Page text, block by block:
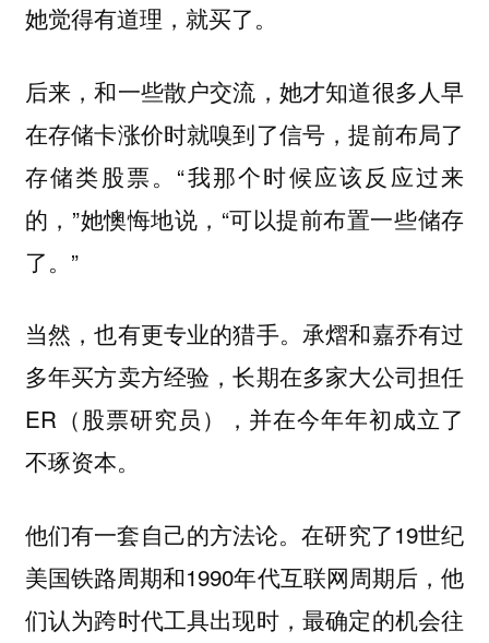
她觉得有道理，就买了。
后来，和一些散户交流，她才知道很多人早
在存储卡涨价时就嗅到了信号，提前布局了
存储类股票。“我那个时候应该反应过来
的，”她懊悔地说，“可以提前布置一些储存
了。”
当然，也有更专业的猎手。承熠和嘉乔有过
多年买方卖方经验，长期在多家大公司担任
ER（股票研究员），并在今年年初成立了
不琢资本。
他们有一套自己的方法论。在研究了19世纪
美国铁路周期和1990年代互联网周期后，他
们认为跨时代工具出现时，最确定的机会往